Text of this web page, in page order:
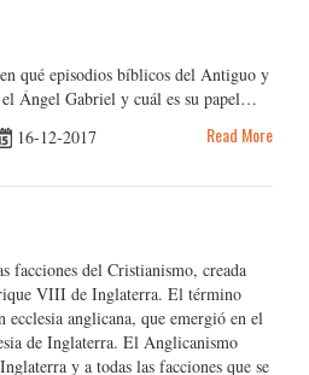
qué episodios bíblicos del Antiguo y
Ángel Gabriel y cuál es su papel…
16-12-2017 Read More
facciones del Cristianismo, creada
VIII de Inglaterra. El término
anglicana, que emergió en el
de Inglaterra. El Anglicanismo
y a todas las facciones que se